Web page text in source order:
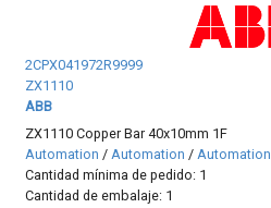
2CPX041972R9999
ZX1110
ABB
ZX1110 Copper Bar 40x10mm 1F
Automation /Automation /Automation
Cantidad mínima de pedido: 1
Cantidad de embalaje: 1